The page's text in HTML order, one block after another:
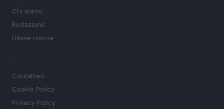
Chi siamo
Redazione
Ultime notizie
Contattaci
Cookie Policy
Privacy Policy